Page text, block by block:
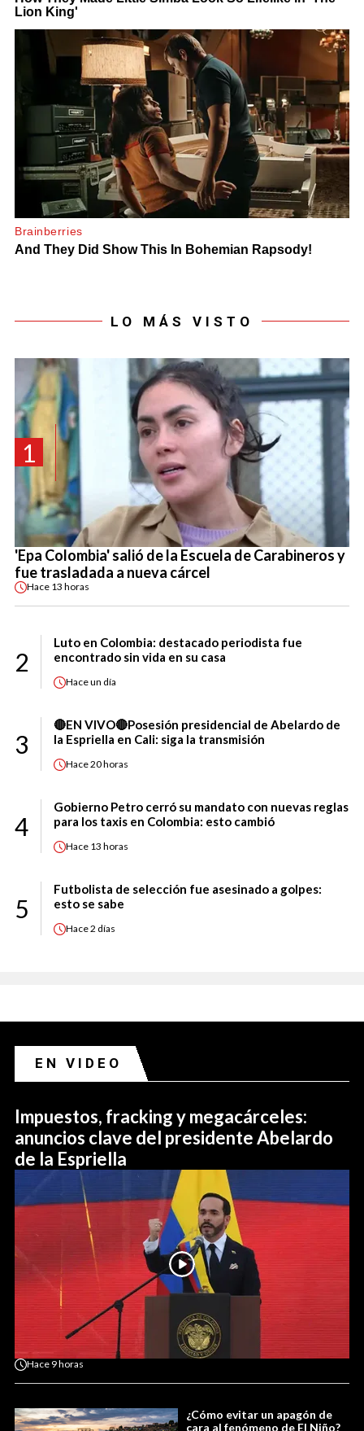
LO MÁS VISTO
1
'Epa Colombia' salió de la Escuela de Carabineros y
fue trasladada a nueva cárcel
Hace 13 horas
2
Luto en Colombia: destacado periodista fue
encontrado sin vida en su casa
Haceun día
3
🔴EN VIVO🔴Posesión presidencial de Abelardo de
la Espriella en Cali: siga la transmisión
Hace20 horas
4
Gobierno Petro cerró su mandato con nuevas reglas
para los taxis en Colombia: esto cambió
Hace 13 horas
5
Futbolista de selección fue asesinado a golpes:
esto se sabe
Hace2 días
EN VIDEO
Impuestos, fracking y megacárceles:
anuncios clave del presidente Abelardo
de la Espriella
Hace 9 horas
¿Cómo evitar un apagón de
cara al fenómeno de El Niño?